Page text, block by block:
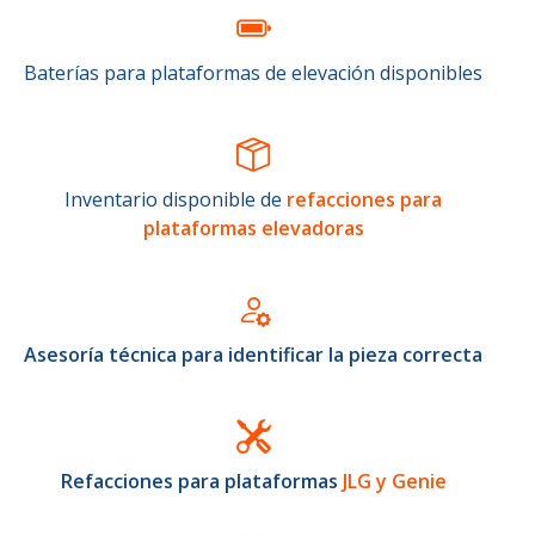
Baterías para plataformas de elevación disponibles
Inventario disponible de refacciones para
plataformas elevadoras
Asesoría técnica para identificar la pieza correcta
Refacciones para plataformas JLG y Genie